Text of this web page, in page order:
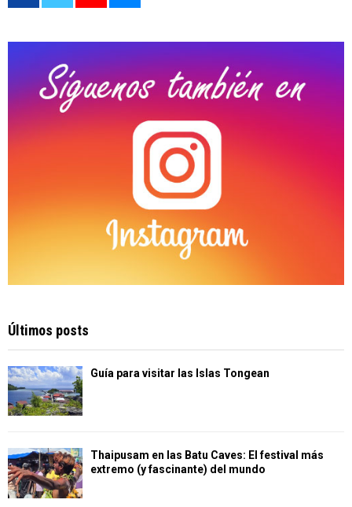
r
C
Últimos posts
Guía para visitar las Islas Tongean
Thaipusam en las Batu Caves: El festival más
extremo (y fascinante) del mundo